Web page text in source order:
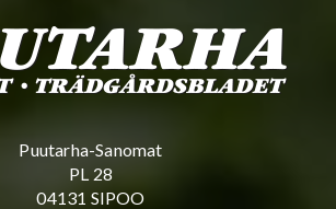
Puutarha-Sanomat
PL 28
04131 SIPOO